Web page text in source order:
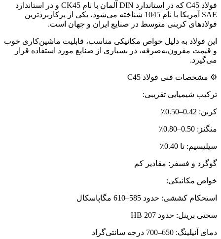
فولاد C45 که در استاندارد DIN آلمان با نام CK45 و در استاندارد
SAE آمریکا با نام 1045 شناخته می‌شود، یکی از پرکاربردترین
فولادهای کربنی متوسط در صنایع ایران و جهان است.
این فولاد به دلیل خواص مکانیکی مناسب، قابلیت ماشین‌کاری خوب
و قیمت مقرون‌به‌صرفه، در بسیاری از صنایع مورد استفاده قرار
می‌گیرد.
⚙️ مشخصات فنی فولاد C45
ترکیب شیمیایی تقریبی:
کربن: 0.42–0.50٪
منگنز: 0.50–0.80٪
سیلیسیم: تا 0.40٪
گوگرد و فسفر: مقادیر کم
خواص مکانیکی:
استحکام کششی: حدود 585–610 مگاپاسکال
سختی برینل: حدود 207 HB
دمای آنیلینگ: 650–700 درجه سانتی‌گراد